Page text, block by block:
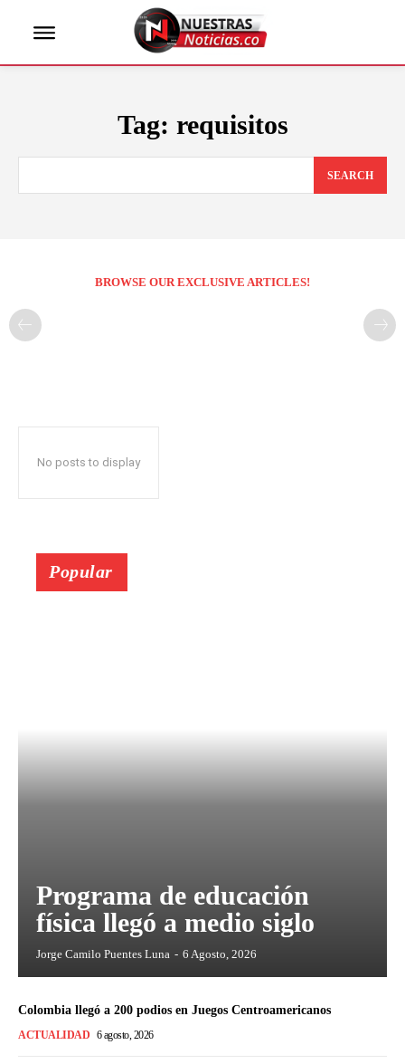
Tag: requisitos
SEARCH
BROWSE OUR EXCLUSIVE ARTICLES!
No posts to display
Popular
Programa de educación
física llegó a medio siglo
Jorge Camilo Puentes Luna - 6 Agosto, 2026
Colombia llegó a 200 podios en Juegos Centroamericanos
ACTUALIDAD 6 agosto, 2026